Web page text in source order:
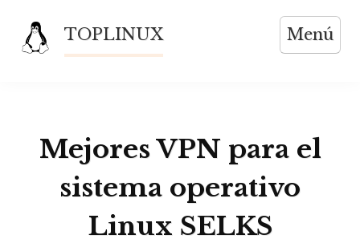
contenido
TOPLINUX Menú
Mejores VPN para el
sistema operativo
Linux SELKS